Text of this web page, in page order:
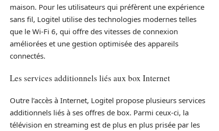
maison. Pour les utilisateurs qui préfèrent une expérience
sans fil, Logitel utilise des technologies modernes telles
que le Wi-Fi 6, qui offre des vitesses de connexion
améliorées et une gestion optimisée des appareils
connectés.
Les services additionnels liés aux box Internet
Outre l’accès à Internet, Logitel propose plusieurs services
additionnels liés à ses offres de box. Parmi ceux-ci, la
télévision en streaming est de plus en plus prisée par les